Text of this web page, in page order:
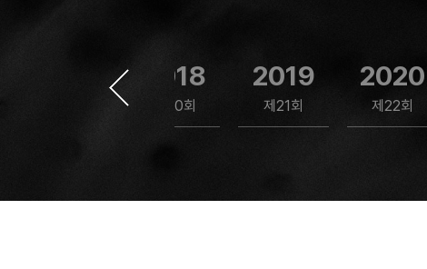
2018
제20회
2019
제21회
2020
제22회